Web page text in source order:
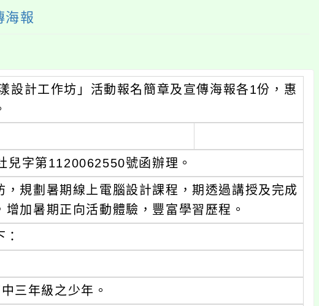
海報
設計工作坊」活動報名簡章及宣傳海報各1份，惠
兒字第1120062550號函辦理。
規劃暑期線上電腦設計課程，期透過講授及完成
加暑期正向活動體驗，豐富學習歷程。
三年級之少年。